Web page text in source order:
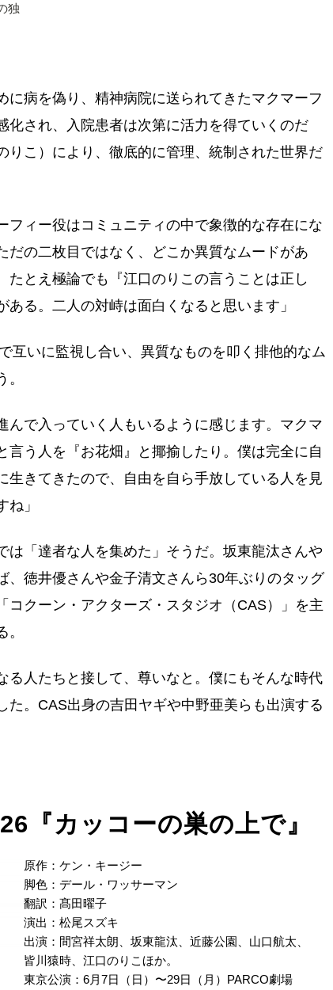
独
に病を偽り、精神病院に送られてきたマクマーフ
化され、入院患者は次第に活力を得ていくのだ
りこ）により、徹底的に管理、統制された世界だ
フィー役はコミュニティの中で象徴的な存在にな
だの二枚目ではなく、どこか異質なムードがあ
たとえ極論でも『江口のりこの言うことは正し
る。二人の対峙は面白くなると思います」
互いに監視し合い、異質なものを叩く排他的なム
んで入っていく人もいるように感じます。マクマ
う人を『お花畑』と揶揄したり。僕は完全に自
生きてきたので、自由を自ら手放している人を見
」
「達者な人を集めた」そうだ。坂東龍汰さんや
、徳井優さんや金子清文さんら30年ぶりのタッグ
コクーン・アクターズ・スタジオ（CAS）」を主
る人たちと接して、尊いなと。僕にもそんな時代
た。CAS出身の吉田ヤギや中野亜美らも出演する
『カッコーの巣の上で』
原作：ケン・キージー
脚色：デール・ワッサーマン
翻訳：髙田曜子
演出：松尾スズキ
出演：間宮祥太朗、坂東龍汰、近藤公園、山口航太、
皆川猿時、江口のりこほか。
東京公演：6月7日（日）〜29日（月）PARCO劇場